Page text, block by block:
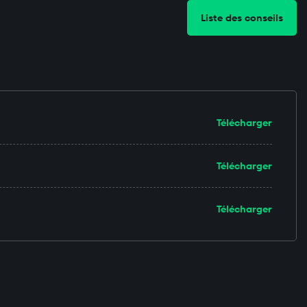
Liste des conseils
Télécharger
Télécharger
Télécharger